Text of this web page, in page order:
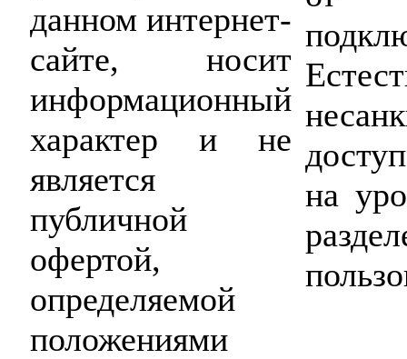
данном интернет-
сайте, носит
информационный
характер и не
является
публичной
офертой,
определяемой
положениями
на